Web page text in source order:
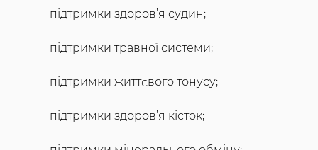
підтримки здоров’я судин;
підтримки травної системи;
підтримки життєвого тонусу;
підтримки здоров’я кісток;